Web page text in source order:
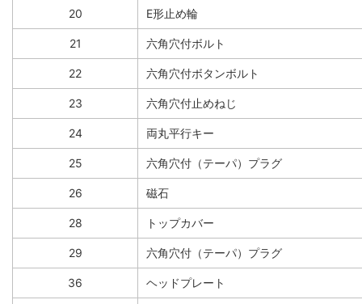
20 E形止め輪
21 六角穴付ボルト
22 六角穴付ボタンボルト
23 六角穴付止めねじ
24 両丸平行キー
25 六角穴付（テーパ）プラグ
26 磁石
28 トップカバー
29 六角穴付（テーパ）プラグ
36 ヘッドプレート